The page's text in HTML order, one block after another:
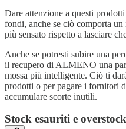
Dare attenzione a questi prodotti
fondi, anche se ciò comporta
più sensato rispetto a lasciare
Anche se potresti subire una
il recupero di ALMENO una
mossa più intelligente. Ciò ti
prodotti o per pagare i fornitori
accumulare scorte inutili.
Stock esauriti e